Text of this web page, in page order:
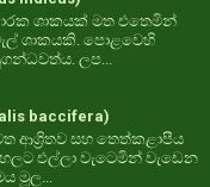
ශාකයක් මත එතෙමින්
ශාකයකි. පොළවෙහි
ලප...
baccifera)
ආශ්‍රිතව සහ තෙත්කළාපීය
එල්ලා වැටෙමින් වැඩෙන
මූල...